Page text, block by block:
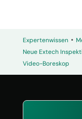
Expertenwissen •
Neue Extech
Video-Boreskop